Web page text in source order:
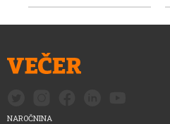
NAROČNINA